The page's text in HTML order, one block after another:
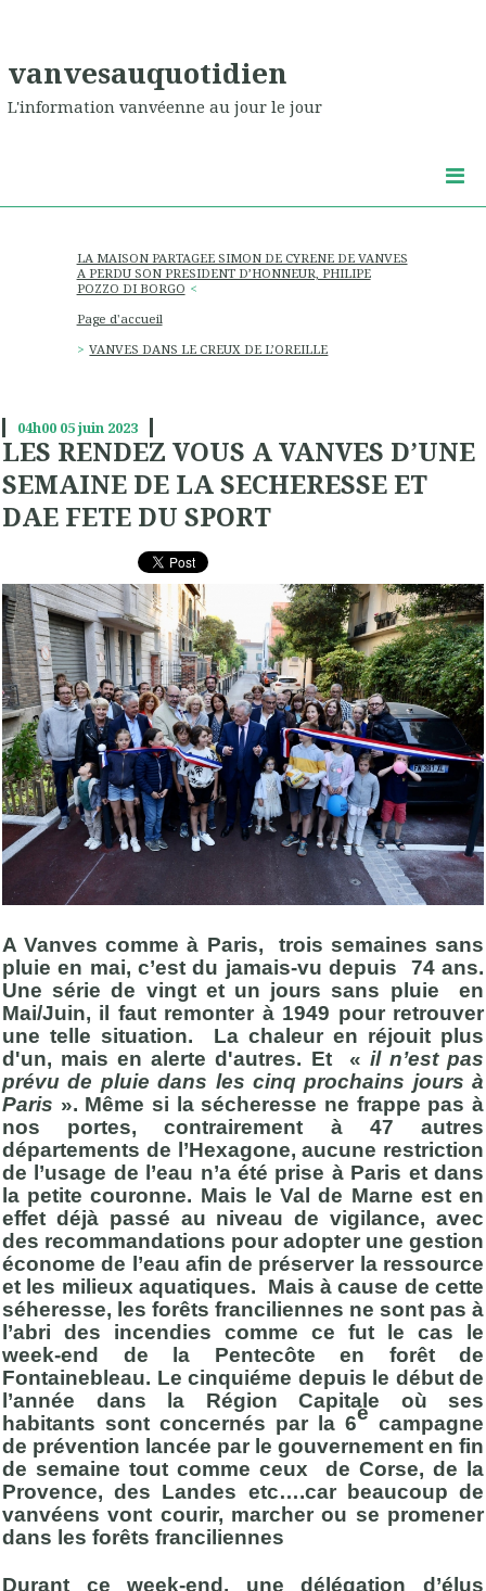
vanvesauquotidien
L'information vanvéenne au jour le jour
LA MAISON PARTAGEE SIMON DE CYRENE DE VANVES
A PERDU SON PRESIDENT D’HONNEUR, PHILIPE
POZZO DI BORGO
Page d'accueil
VANVES DANS LE CREUX DE L’OREILLE
04h00 05juin 2023
LES RENDEZ VOUS A VANVES D’UNE
SEMAINE DE LA SECHERESSE ET
DAE FETE DU SPORT
A Vanves comme à Paris, trois semaines sans
pluie en mai, c’est du jamais-vu depuis 74 ans.
Une série de vingt et un jours sans pluie en
Mai/Juin, il faut remonter à 1949 pour retrouver
une telle situation. La chaleur en réjouit plus
d'un, mais en alerte d'autres. Et « il n’est pas
prévu de pluie dans les cinq prochains jours à
Paris ». Même si la sécheresse ne frappe pas à
nos portes, contrairement à 47 autres
départements de l’Hexagone, aucune restriction
de l’usage de l’eau n’a été prise à Paris et dans
la petite couronne. Mais le Val de Marne est en
effet déjà passé au niveau de vigilance, avec
des recommandations pour adopter une gestion
économe de l’eau afin de préserver la ressource
et les milieux aquatiques. Mais à cause de cette
séheresse, les forêts franciliennes ne sont pas à
l’abri des incendies comme ce fut le cas le
week-end de la Pentecôte en forêt de
Fontainebleau. Le cinquiéme depuis le début de
l’année dans la Région Capitale où ses
habitants sont concernés par la 6e campagne
de prévention lancée par le gouvernement en fin
de semaine tout comme ceux de Corse, de la
Provence, des Landes etc….car beaucoup de
vanvéens vont courir, marcher ou se promener
dans les forêts franciliennes
Durant ce week-end, une délégation d’élus